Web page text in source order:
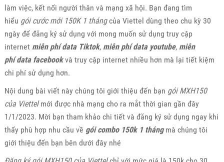
làm việc, kết nối người thân và mạng xã hội. Bạn đang tìm
hiểu gói cước mới 150K 1 thángcủa Viettel dùng theo chu kỳ 30
ngày để đăng ký sử dụng với mong muốn sử dụng truy cập
internet miễn phí data Tiktok, miễn phí data youtube, miễn
phí data facebookvà truy cập internet nhiều hơn mà lại tiết kiệm
chi phí sử dụng hơn.
Nội dung bài viết này chúng tôi giới thiệu đến bạn gói MXH150
của Viettelmới được nhà mạng cho ra mắt thời gian gần đây
1/1/2023. Mời bạn tham khảo chi tiết và đăng ký sử dụng ngay khi
thấy phù hợp nhu cầu về gói combo 150k 1 tháng mà chúng tôi
giới thiệu đến bạn bên dưới đây nhé